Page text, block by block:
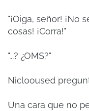
"¡Oiga, señor! ¡No
cosas! ¡Corra!"
"...? ¿OMS?"
Niclooused
Una cara que no